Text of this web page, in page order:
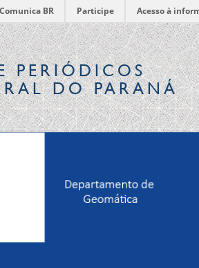
Comunica BR Participe Acesso à
PERIÓDICOS
DO PARANÁ